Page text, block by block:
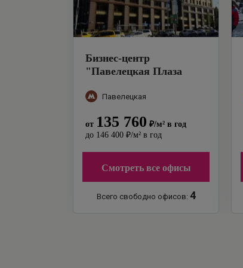
Бизнес-центр
"Павелецкая Плаза
Павелецкая
от 135 760 ₽/м² в год
до 146 400 ₽/м² в год
Смотреть все офисы
Всего свободно офисов: 4